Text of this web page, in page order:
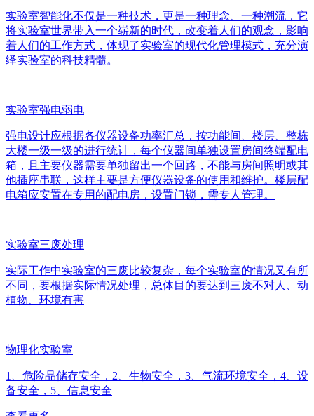
实验室智能化不仅是一种技术，更是一种理念、一种潮流，它
将实验室世界带入一个崭新的时代，改变着人们的观念，影响
着人们的工作方式，体现了实验室的现代化管理模式，充分演
绎实验室的科技精髓。
实验室强电弱电
强电设计应根据各仪器设备功率汇总，按功能间、楼层、整栋
大楼一级一级的进行统计，每个仪器间单独设置房间终端配电
箱，且主要仪器需要单独留出一个回路，不能与房间照明或其
他插座串联，这样主要是方便仪器设备的使用和维护。楼层配
电箱应安置在专用的配电房，设置门锁，需专人管理。
实验室三废处理
实际工作中实验室的三废比较复杂，每个实验室的情况又有所
不同，要根据实际情况处理，总体目的要达到三废不对人、动
植物、环境有害
物理化实验室
1、危险品储存安全，2、生物安全，3、气流环境安全，4、设
备安全，5、信息安全